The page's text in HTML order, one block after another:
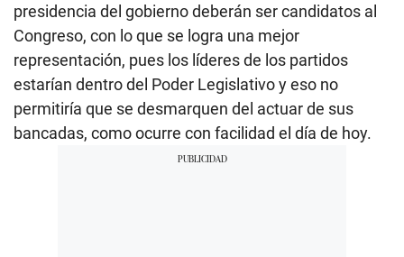
presidencia del gobierno deberán ser candidatos al
Congreso, con lo que se logra una mejor
representación, pues los líderes de los partidos
estarían dentro del Poder Legislativo y eso no
permitiría que se desmarquen del actuar de sus
bancadas, como ocurre con facilidad el día de hoy.